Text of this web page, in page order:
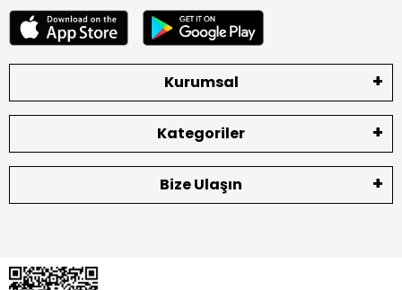
Kurumsal
Kategoriler
Bize Ulaşın